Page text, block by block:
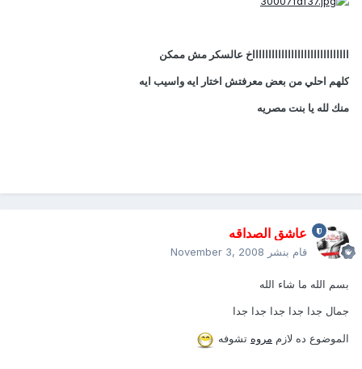
ااااااااااااااااااااااااااااااخ عالسكر مش ممكن
كلهم احلي من بعض معرفتش اختار ايه واسيب ايه
منك لله يا بنت مصريه
عاشق الصداقه
قام بنشر November 3, 2008
بسم الله ما شاء الله
جمال جدا جدا جدا جدا جدا
الموضوع ده لازم مروهتشوفه